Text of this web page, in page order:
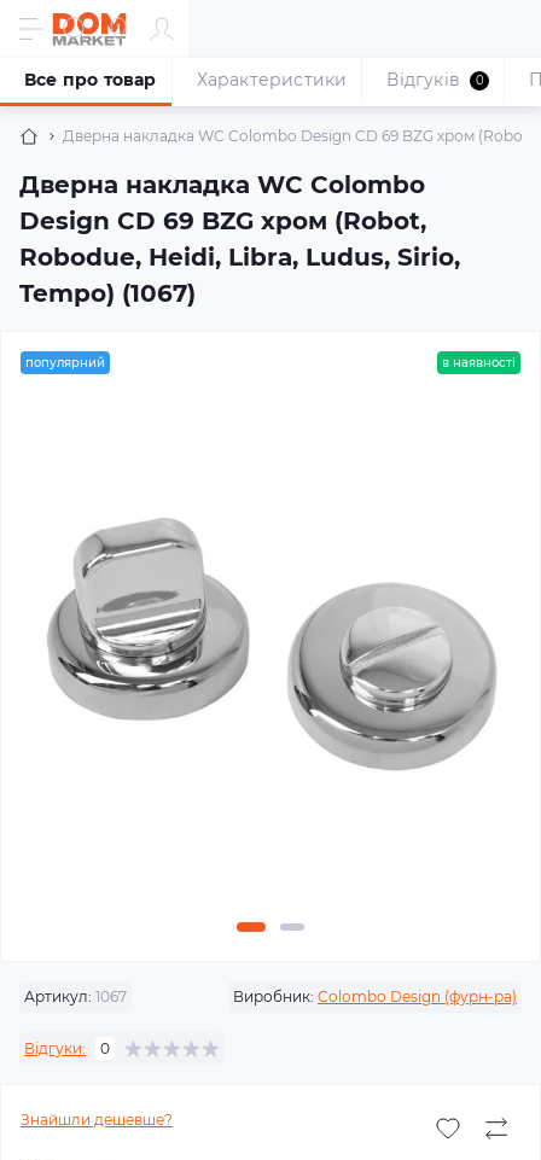
Дверна накладка WC Colombo Design CD 69 BZG хром (Robot,
Дверна накладка WC Colombo
Design CD 69 BZG хром (Robot,
Robodue, Heidi, Libra, Ludus, Sirio,
Tempo) (1067)
Все про товар Характеристики Відгуків 0
популярний в наявності
Артикул: 1067 Виробник: Colombo Design (фурн-ра)
Відгуки: 0
Знайшли дешевше?